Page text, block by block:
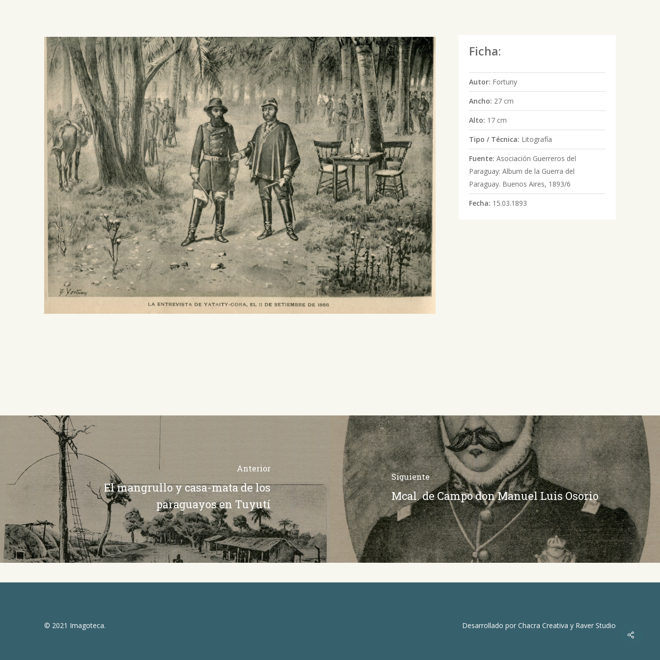
Ficha:
Autor: Fortuny
Ancho: 27 cm
Alto: 17 cm
Tipo / Técnica: Litografía
Fuente: Asociación Guerreros del
Paraguay: Album de la Guerra del
Paraguay. Buenos Aires, 1893/6
Fecha: 15.03.1893
Anterior
El mangrullo y casa-mata de los
paraguayos en Tuyutí
Siguiente
Mcal. de Campo don Manuel Luis Osorio
© 2021 Imagoteca. Desarrollado por Chacra Creativa y Raver Studio